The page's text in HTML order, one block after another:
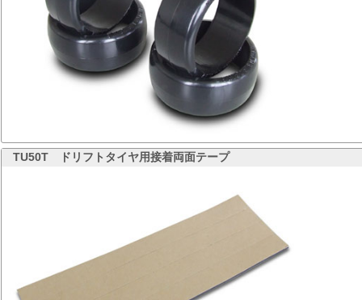
TU50T ドリフトタイヤ用接着両面テープ